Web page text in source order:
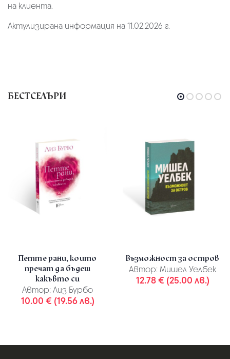
на клиента.
Актулизирана информация на 11.02.2026 г.
БЕСТСЕЛЪРИ
Петте рани, които
пречат да бъдеш
какъвто си
Автор: Лиз Бурбо
10.00 € (19.56 лв.)
Възможност за остров
Автор: Мишел Уелбек
12.78 € (25.00 лв.)